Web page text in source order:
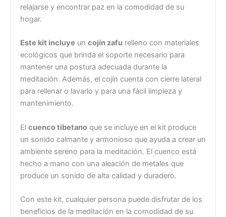
relajarse y encontrar paz en la comodidad de su
hogar.
Este kit incluye un cojín zafu relleno con materiales
ecológicos que brinda el soporte necesario para
mantener una postura adecuada durante la
meditación. Además, el cojín cuenta con cierre lateral
para rellenar o lavarlo y para una fácil limpieza y
mantenimiento.
El cuenco tibetanoque se incluye en el kit produce
un sonido calmante y armonioso que ayuda a crear un
ambiente sereno para la meditación. El cuenco está
hecho a mano con una aleación de metales que
produce un sonido de alta calidad y duradero.
Con este kit, cualquier persona puede disfrutar de los
beneficios de la meditación en la comodidad de su